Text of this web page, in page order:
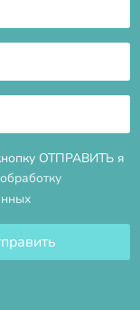
ОТПРАВИТЬ я